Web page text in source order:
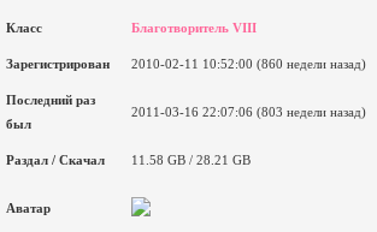
Класс Благотворитель VIII
Зарегистрирован 2010-02-11 10:52:00 (860 недели назад)
Последний раз
был
2011-03-16 22:07:06 (803 недели назад)
Раздал / Скачал 11.58 GB / 28.21 GB
Аватар